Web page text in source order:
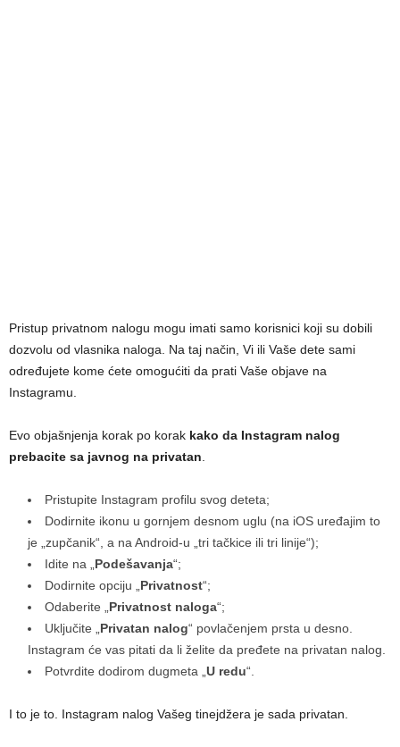
Pristup privatnom nalogu mogu imati samo korisnici koji su dobili
dozvolu od vlasnika naloga. Na taj način, Vi ili Vaše dete sami
određujete kome ćete omogućiti da prati Vaše objave na
Instagramu.
Evo objašnjenja korak po korak kako da Instagram nalog
prebacite sa javnog na privatan.
Pristupite Instagram profilu svog deteta;
Dodirnite ikonu u gornjem desnom uglu (na iOS uređajim to
je „zupčanik“, a na Android-u „tri tačkice ili tri linije“);
Idite na „Podešavanja“;
Dodirnite opciju „Privatnost“;
Odaberite „Privatnost naloga“;
Uključite „Privatan nalog“ povlačenjem prsta u desno.
Instagram će vas pitati da li želite da pređete na privatan nalog.
Potvrdite dodirom dugmeta „U redu“.
I to je to. Instagram nalog Vašeg tinejdžera je sada privatan.